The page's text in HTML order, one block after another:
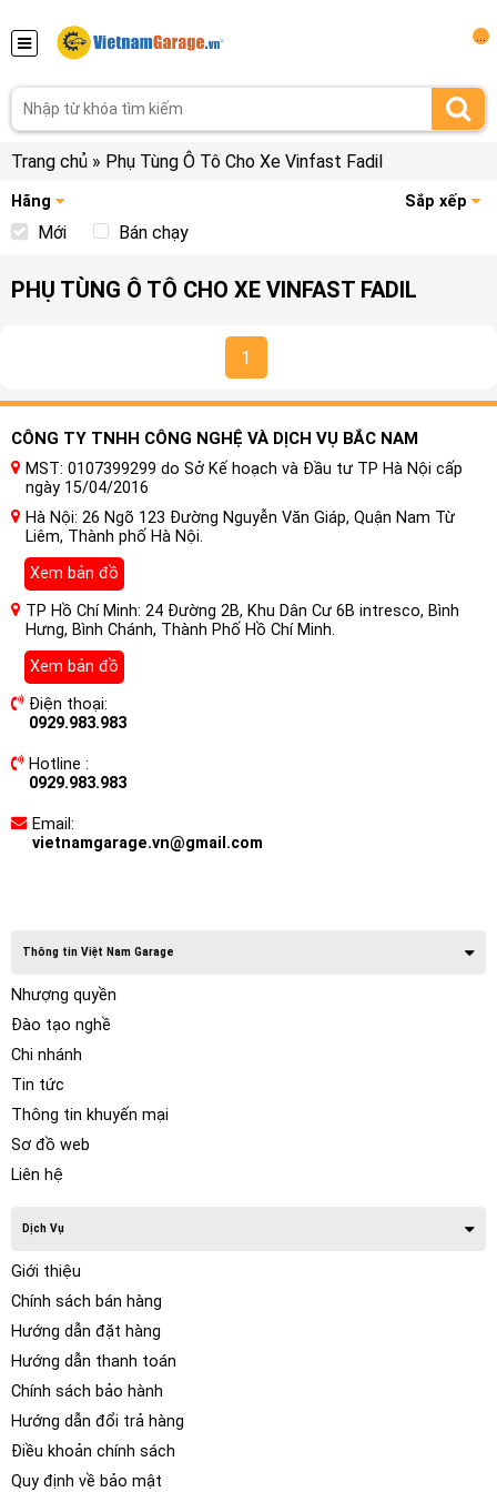
Trang chủ » Phụ Tùng Ô Tô Cho Xe Vinfast Fadil
Hãng Sắp xếp
Mới Bán chạy
PHỤ TÙNG Ô TÔ CHO XE VINFAST FADIL
1
CÔNG TY TNHH CÔNG NGHỆ VÀ DỊCH VỤ BẮC NAM
MST: 0107399299 do Sở Kế hoạch và Đầu tư TP Hà Nội cấp
ngày 15/04/2016
Hà Nội: 26 Ngõ 123 Đường Nguyễn Văn Giáp, Quận Nam Từ
Liêm, Thành phố Hà Nội.
Xem bản đồ
TP Hồ Chí Minh: 24 Đường 2B, Khu Dân Cư 6B intresco, Bình
Hưng, Bình Chánh, Thành Phố Hồ Chí Minh.
Xem bản đồ
Điện thoại:
0929.983.983
Hotline :
0929.983.983
Email:
vietnamgarage.vn@gmail.com
Thông tin Việt Nam Garage
Nhượng quyền
Đào tạo nghề
Chi nhánh
Tin tức
Thông tin khuyến mại
Sơ đồ web
Liên hệ
Dịch Vụ
Giới thiệu
Chính sách bán hàng
Hướng dẫn đặt hàng
Hướng dẫn thanh toán
Chính sách bảo hành
Hướng dẫn đổi trả hàng
Điều khoản chính sách
Quy định về bảo mật